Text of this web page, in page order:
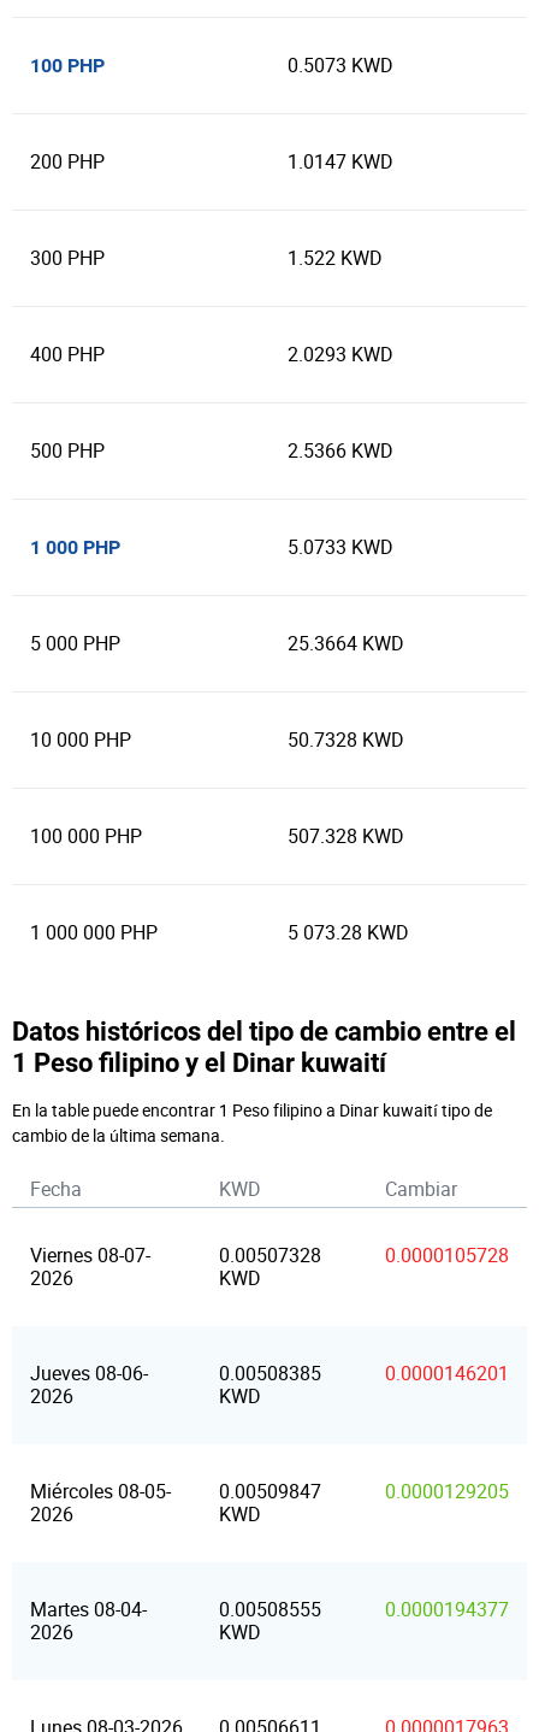
100 PHP 0.5073 KWD
200 PHP 1.0147 KWD
300 PHP 1.522 KWD
400 PHP 2.0293 KWD
500 PHP 2.5366 KWD
1 000 PHP 5.0733 KWD
5 000 PHP 25.3664 KWD
10 000 PHP 50.7328 KWD
100 000 PHP 507.328 KWD
1 000 000 PHP 5 073.28 KWD
Datos históricos del tipo de cambio entre el
1 Peso filipino y el Dinar kuwaití
En la table puede encontrar 1 Peso filipino a Dinar kuwaití tipo de
cambio de la última semana.
Fecha KWD Cambiar
Viernes 08-07-
2026
0.00507328
KWD
0.0000105728
Jueves 08-06-
2026
0.00508385
KWD
0.0000146201
Miércoles 08-05-
2026
0.00509847
KWD
0.0000129205
Martes 08-04-
2026
0.00508555
KWD
0.0000194377